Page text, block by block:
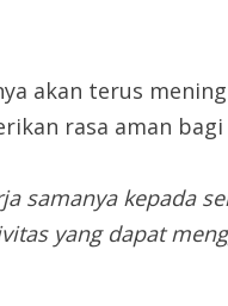
akan terus
rasa aman bagi
samanya kepada
yang dapat